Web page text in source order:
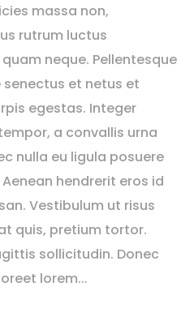
massa non,
rutrum luctus
neque. Pellentesque
et netus et
egestas. Integer
a convallis urna
nulla eu ligula posuere
hendrerit eros id
Vestibulum ut risus
quis, pretium tortor.
sollicitudin. Donec
lorem...